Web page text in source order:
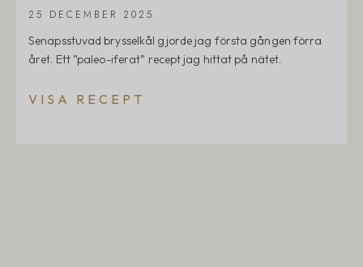
25 DECEMBER 2025
Senapsstuvad brysselkål gjorde jag första gången förra
året. Ett ”paleo-iferat” recept jag hittat på nätet.
VISA RECEPT